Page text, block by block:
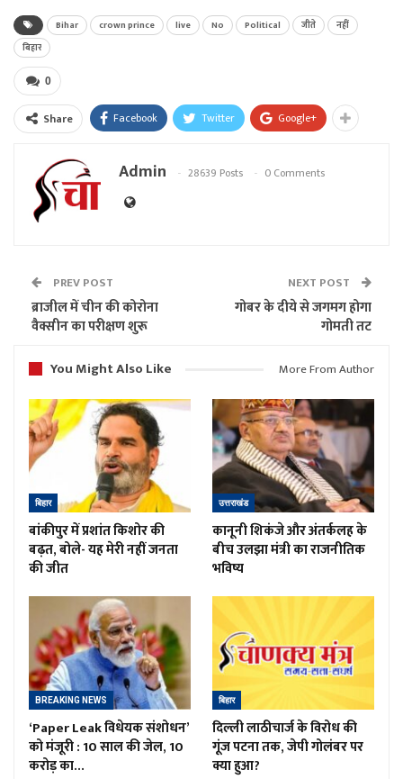
Bihar crown prince live No Political जीते
नहीं
बिहार
0
Share Facebook Twitter Google+
Admin 28639 Posts 0 Comments
PREV POST
ब्राजील में चीन की कोरोना
वैक्सीन का परीक्षण शुरू
NEXT POST
गोबर के दीये से जगमग होगा
गोमती तट
You Might Also Like
More From Author
बिहार
बांकीपुर में प्रशांत किशोर की
बढ़त, बोले- यह मेरी नहीं जनता
की जीत
उत्तराखंड
कानूनी शिकंजे और अंतर्कलह के
बीच उलझा मंत्री का राजनीतिक
भविष्य
BREAKING NEWS
‘Paper Leak विधेयक संशोधन’
को मंजूरी : 10 साल की जेल, 10
करोड़ का…
बिहार
दिल्ली लाठीचार्ज के विरोध की
गूंज पटना तक, जेपी गोलंबर पर
क्या हुआ?